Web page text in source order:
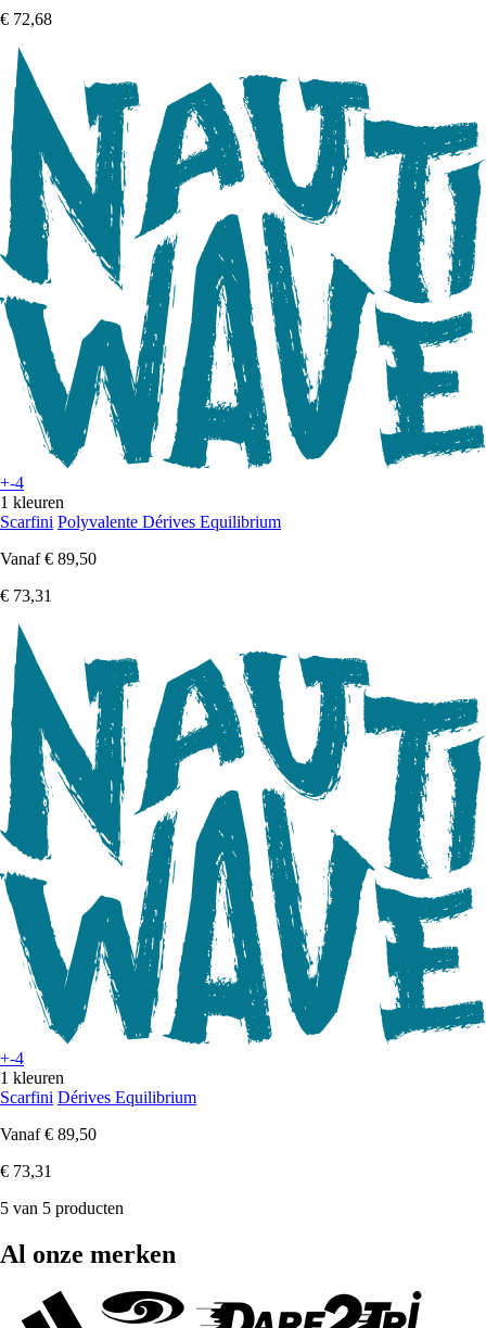
€ 72,68
+-4
1 kleuren
Scarfini Polyvalente Dérives Equilibrium
Vanaf € 89,50
€ 73,31
+-4
1 kleuren
Scarfini Dérives Equilibrium
Vanaf € 89,50
€ 73,31
5 van 5 producten
Al onze merken